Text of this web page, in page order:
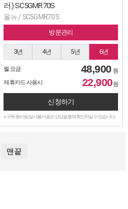
러) SC5GMR70S
올뉴 / SC5GMR70S
방문관리
3년 4년 5년 6년
월 요금 48,900 원
제휴카드 사용시
22,900원
신청하기
※ 구독 총비용/일시불 비용은 상담을 통해 확인하실 수 있습니다.
맨끝